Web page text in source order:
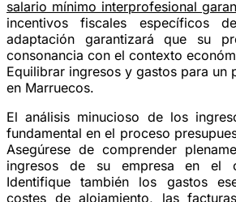
salario mínimo interprofesional
incentivos fiscales específicos
adaptación garantizará que su
consonancia con el contexto
Equilibrar ingresos y gastos para un
en Marruecos.
El análisis minucioso de los
fundamental en el proceso
Asegúrese de comprender
ingresos de su empresa en el
Identifique también los gastos
costes de alojamiento, las